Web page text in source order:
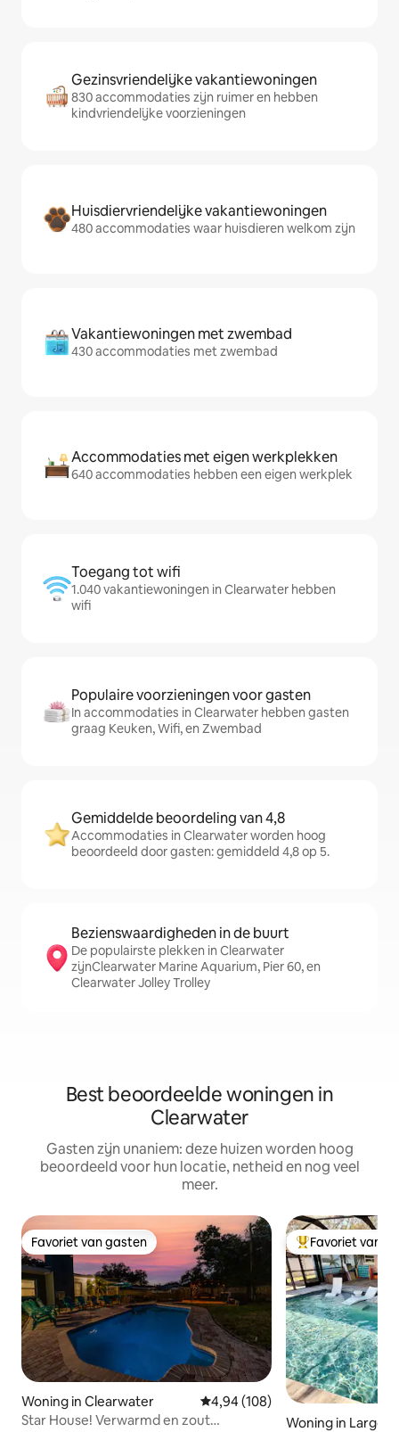
Gezinsvriendelijke vakantiewoningen
830 accommodaties zijn ruimer en hebben
kindvriendelijke voorzieningen
Huisdiervriendelijke vakantiewoningen
480 accommodaties waar huisdieren welkom zijn
Vakantiewoningen met zwembad
430 accommodaties met zwembad
Accommodaties met eigen werkplekken
640 accommodaties hebben een eigen werkplek
Toegang tot wifi
1.040 vakantiewoningen in Clearwater hebben
wifi
Populaire voorzieningen voor gasten
In accommodaties in Clearwater hebben gasten
graag Keuken, Wifi, en Zwembad
Gemiddelde beoordeling van 4,8
Accommodaties in Clearwater worden hoog
beoordeeld door gasten: gemiddeld 4,8 op 5.
Bezienswaardigheden in de buurt
De populairste plekken in Clearwater
zijnClearwater Marine Aquarium, Pier 60, en
Clearwater Jolley Trolley
Best beoordeelde woningen in
Clearwater
Gasten zijn unaniem: deze huizen worden hoog
beoordeeld voor hun locatie, netheid en nog veel
meer.
Favoriet van gasten
Favoriet van gasten
Woning in Clearwater Gemiddelde beoordeling van
4,94 (108)
Star House! Verwarmd en zout
Topfavoriet van
Favoriet van
Woning in Largo